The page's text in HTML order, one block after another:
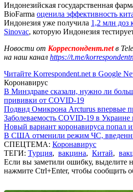
Индонезийская государственная
BioFarma оценила эффективность
Индонезия уже получила 1,2 млн доз
Sinovac, которую Индонезия
Новости от Корреспондент.netв
на наш канал https://t.me/
Читайте Korrespondent.net в Google
Коронавирус
В Минздраве сказали, нужно ли
прививки от COVID-19
Подвид Омикрона Arcturus впервые
Заболеваемость COVID-19 в
Новый вариант коронавируса попал
В США отменили режим ЧС,
СПЕЦТЕМА: Коронавирус
ТЕГИ: Турция, вакцина, Китай,
Если вы заметили ошибку, выделите
нажмите Ctrl+Enter, чтобы сообщить